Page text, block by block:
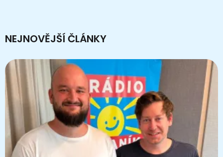
NEJNOVĚJŠÍ ČLÁNKY